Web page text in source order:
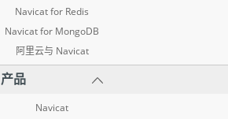
Navicat for Redis
Navicat for MongoDB
阿里云与 Navicat
产品
Navicat